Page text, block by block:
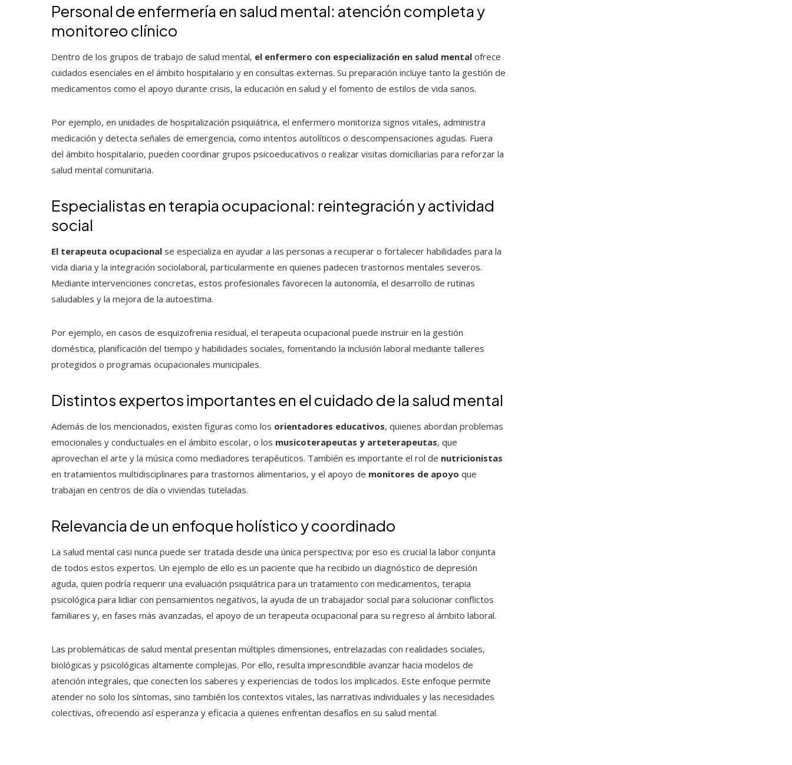
Personal de enfermería en salud mental: atención completa y
monitoreo clínico
Dentro de los grupos de trabajo de salud mental, el enfermero con especialización en salud mental ofrece
cuidados esenciales en el ámbito hospitalario y en consultas externas. Su preparación incluye tanto la gestión de
medicamentos como el apoyo durante crisis, la educación en salud y el fomento de estilos de vida sanos.
Por ejemplo, en unidades de hospitalización psiquiátrica, el enfermero monitoriza signos vitales, administra
medicación y detecta señales de emergencia, como intentos autolíticos o descompensaciones agudas. Fuera
del ámbito hospitalario, pueden coordinar grupos psicoeducativos o realizar visitas domiciliarias para reforzar la
salud mental comunitaria.
Especialistas en terapia ocupacional: reintegración y actividad
social
El terapeuta ocupacional se especializa en ayudar a las personas a recuperar o fortalecer habilidades para la
vida diaria y la integración sociolaboral, particularmente en quienes padecen trastornos mentales severos.
Mediante intervenciones concretas, estos profesionales favorecen la autonomía, el desarrollo de rutinas
saludables y la mejora de la autoestima.
Por ejemplo, en casos de esquizofrenia residual, el terapeuta ocupacional puede instruir en la gestión
doméstica, planificación del tiempo y habilidades sociales, fomentando la inclusión laboral mediante talleres
protegidos o programas ocupacionales municipales.
Distintos expertos importantes en el cuidado de la salud mental
Además de los mencionados, existen figuras como los orientadores educativos, quienes abordan problemas
emocionales y conductuales en el ámbito escolar, o los musicoterapeutas y arteterapeutas, que
aprovechan el arte y la música como mediadores terapéuticos. También es importante el rol de nutricionistas
en tratamientos multidisciplinares para trastornos alimentarios, y el apoyo de monitores de apoyo que
trabajan en centros de día o viviendas tuteladas.
Relevancia de un enfoque holístico y coordinado
La salud mental casi nunca puede ser tratada desde una única perspectiva; por eso es crucial la labor conjunta
de todos estos expertos. Un ejemplo de ello es un paciente que ha recibido un diagnóstico de depresión
aguda, quien podría requerir una evaluación psiquiátrica para un tratamiento con medicamentos, terapia
psicológica para lidiar con pensamientos negativos, la ayuda de un trabajador social para solucionar conflictos
familiares y, en fases más avanzadas, el apoyo de un terapeuta ocupacional para su regreso al ámbito laboral.
Las problemáticas de salud mental presentan múltiples dimensiones, entrelazadas con realidades sociales,
biológicas y psicológicas altamente complejas. Por ello, resulta imprescindible avanzar hacia modelos de
atención integrales, que conecten los saberes y experiencias de todos los implicados. Este enfoque permite
atender no solo los síntomas, sino también los contextos vitales, las narrativas individuales y las necesidades
colectivas, ofreciendo así esperanza y eficacia a quienes enfrentan desafíos en su salud mental.